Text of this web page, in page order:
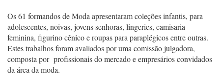
Os 61 formandos de Moda apresentaram coleções infantis, para
adolescentes, noivas, jovens senhoras, lingeries, camisaria
feminina, figurino cênico e roupas para paraplégicos entre outras.
Estes trabalhos foram avaliados por uma comissão julgadora,
composta por profissionais do mercado e empresários convidados
da área da moda.